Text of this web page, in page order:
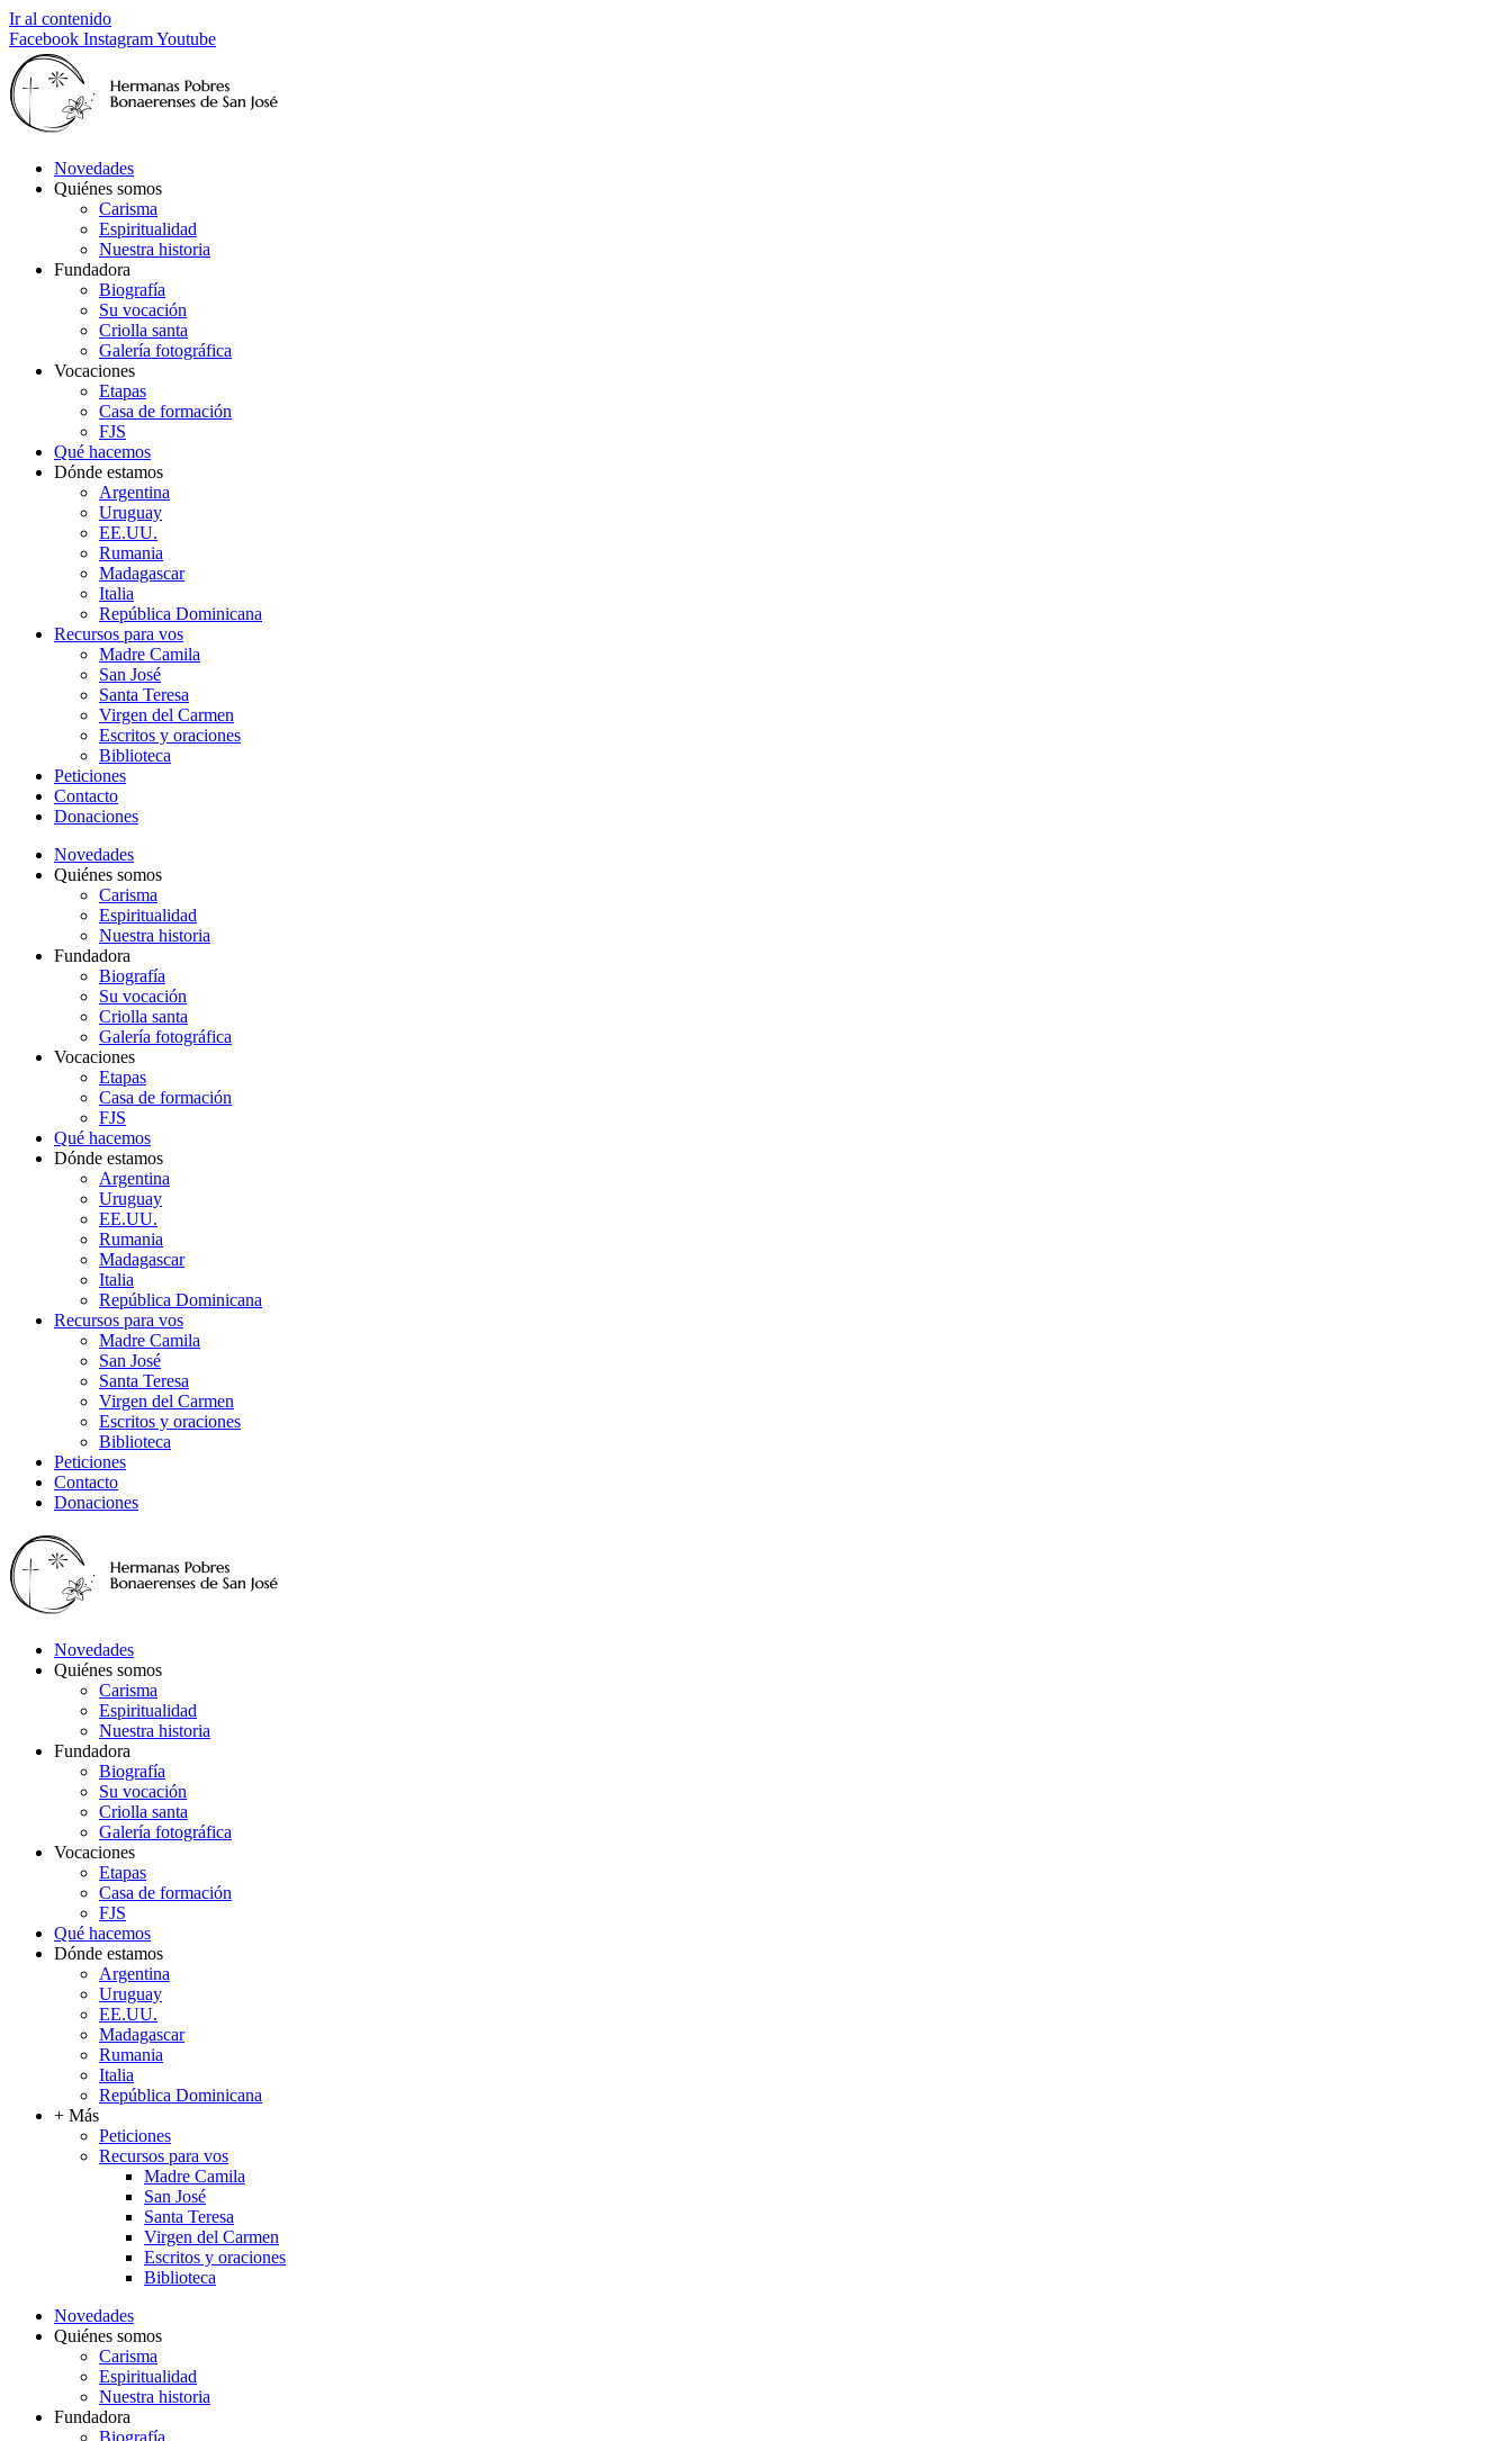
Ir al contenido
Facebook InstagramYoutube
Novedades
Quiénes somos
Carisma
Espiritualidad
Nuestra historia
Fundadora
Biografía
Su vocación
Criolla santa
Galería fotográfica
Vocaciones
Etapas
Casa de formación
FJS
Qué hacemos
Dónde estamos
Argentina
Uruguay
EE.UU.
Rumania
Madagascar
Italia
República Dominicana
Recursos para vos
Madre Camila
San José
Santa Teresa
Virgen del Carmen
Escritos y oraciones
Biblioteca
Peticiones
Contacto
Donaciones
Novedades
Quiénes somos
Carisma
Espiritualidad
Nuestra historia
Fundadora
Biografía
Su vocación
Criolla santa
Galería fotográfica
Vocaciones
Etapas
Casa de formación
FJS
Qué hacemos
Dónde estamos
Argentina
Uruguay
EE.UU.
Rumania
Madagascar
Italia
República Dominicana
Recursos para vos
Madre Camila
San José
Santa Teresa
Virgen del Carmen
Escritos y oraciones
Biblioteca
Peticiones
Contacto
Donaciones
Novedades
Quiénes somos
Carisma
Espiritualidad
Nuestra historia
Fundadora
Biografía
Su vocación
Criolla santa
Galería fotográfica
Vocaciones
Etapas
Casa de formación
FJS
Qué hacemos
Dónde estamos
Argentina
Uruguay
EE.UU.
Madagascar
Rumania
Italia
República Dominicana
+ Más
Peticiones
Recursos para vos
Madre Camila
San José
Santa Teresa
Virgen del Carmen
Escritos y oraciones
Biblioteca
Novedades
Quiénes somos
Carisma
Espiritualidad
Nuestra historia
Fundadora
Biografía